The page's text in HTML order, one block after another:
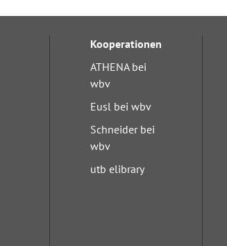
Kooperationen
ATHENA bei
wbv
Eusl bei wbv
Schneider bei
wbv
utb elibrary